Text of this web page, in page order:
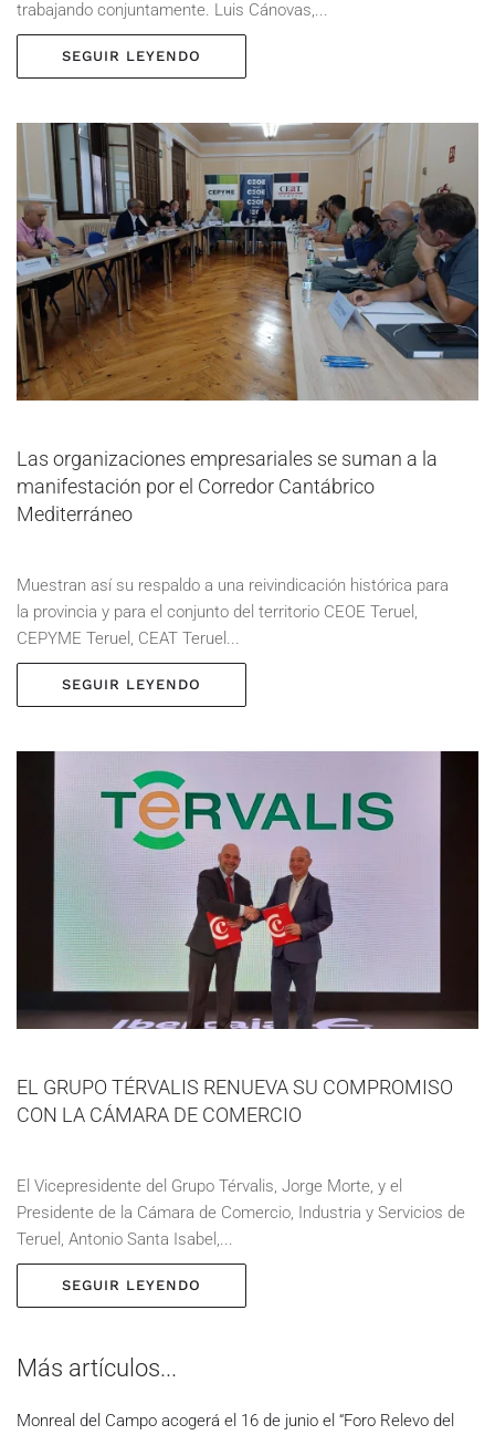
trabajando conjuntamente. Luis Cánovas,...
SEGUIR LEYENDO
Las organizaciones empresariales se suman a la
manifestación por el Corredor Cantábrico
Mediterráneo
Muestran así su respaldo a una reivindicación histórica para
la provincia y para el conjunto del territorio CEOE Teruel,
CEPYME Teruel, CEAT Teruel...
SEGUIR LEYENDO
EL GRUPO TÉRVALIS RENUEVA SU COMPROMISO
CON LA CÁMARA DE COMERCIO
El Vicepresidente del Grupo Térvalis, Jorge Morte, y el
Presidente de la Cámara de Comercio, Industria y Servicios de
Teruel, Antonio Santa Isabel,...
SEGUIR LEYENDO
Más artículos...
Monreal del Campo acogerá el 16 de junio el “Foro Relevo del